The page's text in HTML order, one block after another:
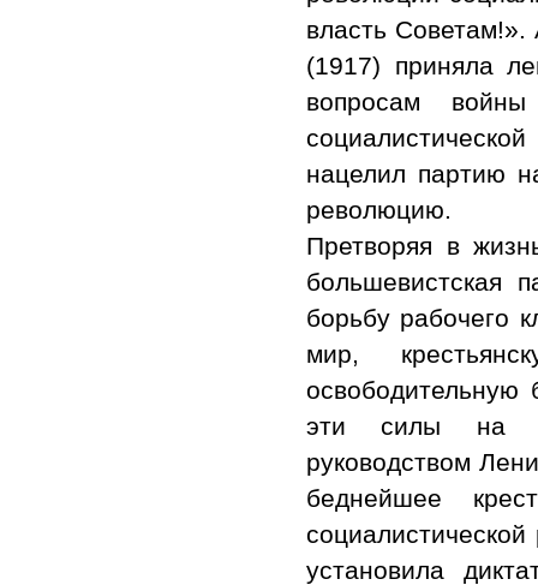
власть Советам!».
(1917) приняла
вопросам
нацелил партию
революцию.
Претворяя в
большевистская
борьбу рабочего
мир,
освободительную
эти силы на
руководством
беднейшее
установила